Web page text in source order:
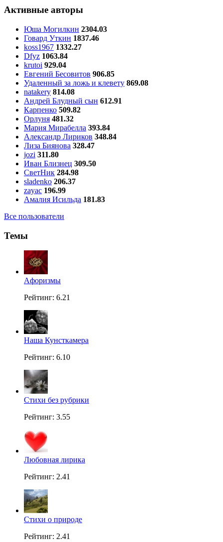
Активные авторы
Юша Могилкин 2304.03
Говард Уткин 1837.46
koss1967 1332.27
Dfyz 1063.84
krutoi 929.04
Евгений Бесовитов 906.85
Удаленный за ложь и клевету 869.08
natakery 814.08
Андрей Блудный сын 612.91
Карпенко 509.82
Орлуня 481.32
Мария Мирабелла 393.84
Александр Лириков 348.84
Лиза Биянова 328.47
jozi 311.80
Иван Близнец 309.50
СветНик 284.98
sladenko 206.37
zayac 196.99
Амалия Исильда 181.83
Все пользователи
Темы
Aфоризмы
Рейтинг: 6.21
Наша Кунсткамера
Рейтинг: 6.10
Стихи без рубрики
Рейтинг: 3.55
Любовная лирика
Рейтинг: 2.41
Стихи о природе
Рейтинг: 2.41